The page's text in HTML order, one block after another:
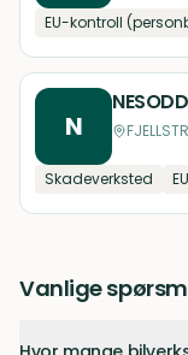
EU-kontroll
N
Skadeverksted
Vanlige